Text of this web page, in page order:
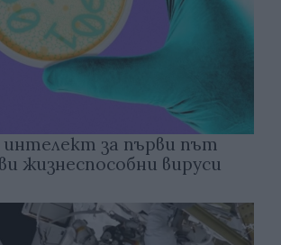
интелект за първи път
жизнеспособни вируси